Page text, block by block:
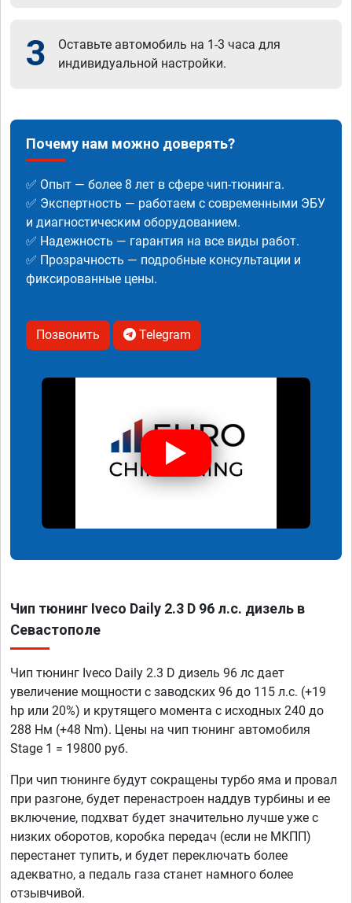
3
Оставьте автомобиль на 1-3 часа для
индивидуальной настройки.
Почему нам можно доверять?
✅ Опыт — более 8 лет в сфере чип-тюнинга.
✅ Экспертность — работаем с современными ЭБУ
и диагностическим оборудованием.
✅ Надежность — гарантия на все виды работ.
✅ Прозрачность — подробные консультации и
фиксированные цены.
Позвонить Telegram
Чип тюнинг Iveco Daily 2.3 D 96 л.с. дизель в
Севастополе
Чип тюнинг Iveco Daily 2.3 D дизель 96 лс дает
увеличение мощности с заводских 96 до 115 л.с. (+19
hp или 20%) и крутящего момента с исходных 240 до
288 Нм (+48 Nm). Цены на чип тюнинг автомобиля
Stage 1 = 19800 руб.
При чип тюнинге будут сокращены турбо яма и провал
при разгоне, будет перенастроен наддув турбины и ее
включение, подхват будет значительно лучше уже с
низких оборотов, коробка передач (если не МКПП)
перестанет тупить, и будет переключать более
адекватно, а педаль газа станет намного более
отзывчивой.